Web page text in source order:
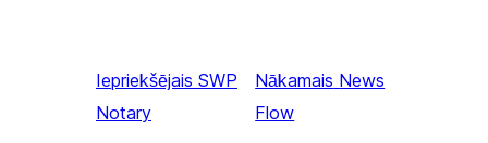
Iepriekšējais SWP
Notary
Nākamais News
Flow